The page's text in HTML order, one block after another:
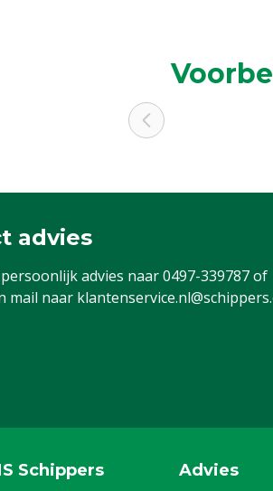
advies
advies naar0497-339787of
mail naar
Schippers Advies